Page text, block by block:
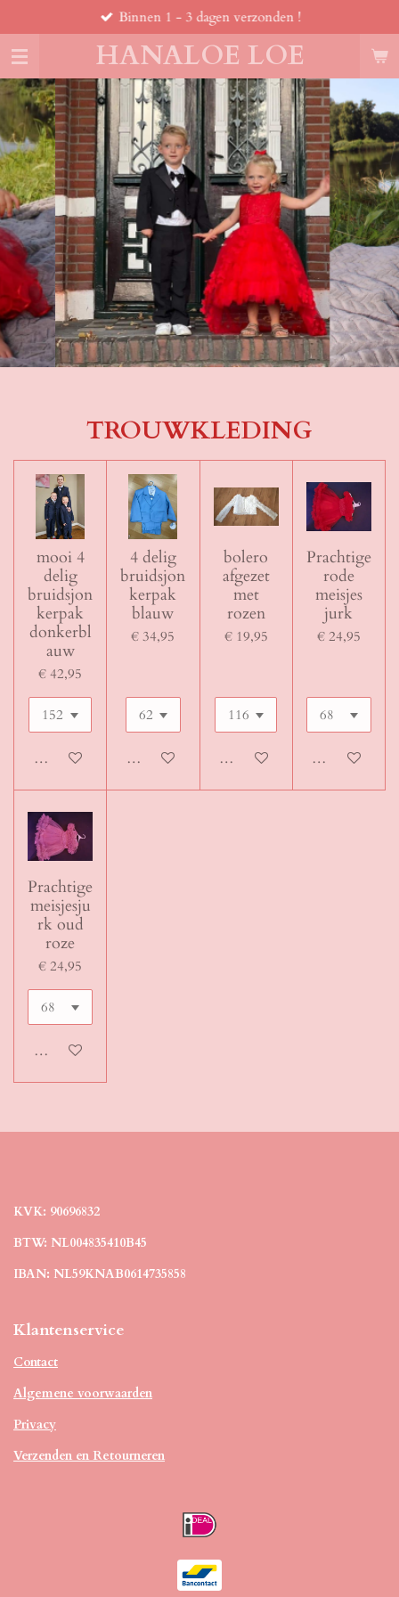
direct
naar
de
hoofdinhoud
HANALOE LOE
Binnen 1 - 3 dagen verzonden !
TROUWKLEDING
mooi 4
delig
bruidsjon
kerpak
donkerbl
auw
€ 42,95
In winkelwagen
4 delig
bruidsjon
kerpak
blauw
€ 34,95
In winkelwagen
bolero
afgezet
met
rozen
€ 19,95
In winkelwagen
Prachtige
rode
meisjes
jurk
€ 24,95
In
Prachtige
meisjesju
rk oud
roze
€ 24,95
In winkelwagen
KVK: 90696832
BTW: NL004835410B45
IBAN: NL59KNAB0614735858
Klantenservice
Contact
Algemene voorwaarden
Privacy
Verzenden en Retourneren